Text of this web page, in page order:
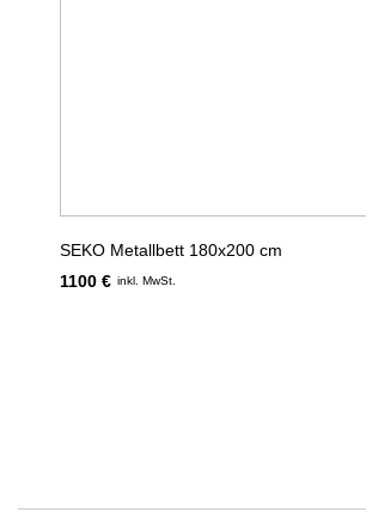
SEKO Metallbett 180x200 cm
1100 € inkl. MwSt.